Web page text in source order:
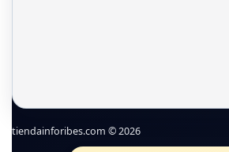
tiendainforibes.com © 2026